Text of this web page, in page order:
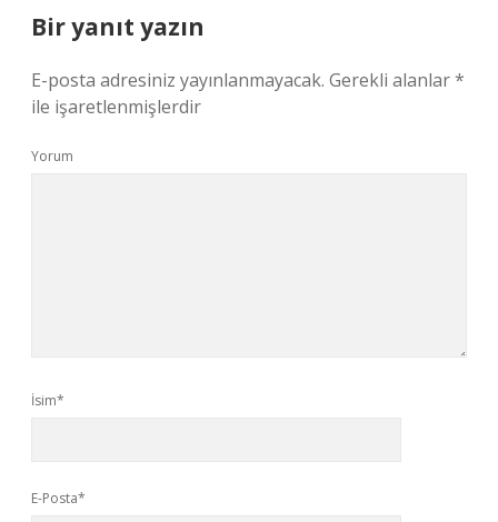
Bir yanıt yazın
E-posta adresiniz yayınlanmayacak. Gerekli alanlar*
ile işaretlenmişlerdir
Yorum
İsim*
E-Posta*